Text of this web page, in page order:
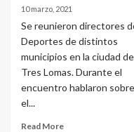
10 marzo, 2021
Se reunieron directores
Deportes de distintos
municipios en la ciudad de
Tres Lomas. Durante el
encuentro hablaron sobre
el...
Read More
5
6
La Bolsa
Blanca
con